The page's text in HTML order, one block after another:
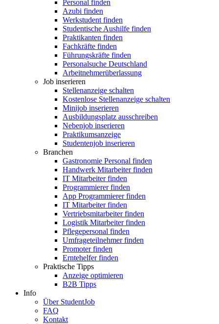
Personal finden
Azubi finden
Werkstudent finden
Studentische Aushilfe finden
Praktikanten finden
Fachkräfte finden
Führungskräfte finden
Personalsuche Deutschland
Arbeitnehmerüberlassung
Job inserieren
Stellenanzeige schalten
Kostenlose Stellenanzeige schalten
Minijob inserieren
Ausbildungsplatz ausschreiben
Nebenjob inserieren
Praktikumsanzeige
Studentenjob inserieren
Branchen
Gastronomie Personal finden
Handwerk Mitarbeiter finden
IT Mitarbeiter finden
Programmierer finden
App Programmierer finden
IT Mitarbeiter finden
Vertriebsmitarbeiter finden
Logistik Mitarbeiter finden
Pflegepersonal finden
Umfrageteilnehmer finden
Promoter finden
Erntehelfer finden
Praktische Tipps
Anzeige optimieren
B2B Tipps
Info
Über StudentJob
FAQ
Kontakt